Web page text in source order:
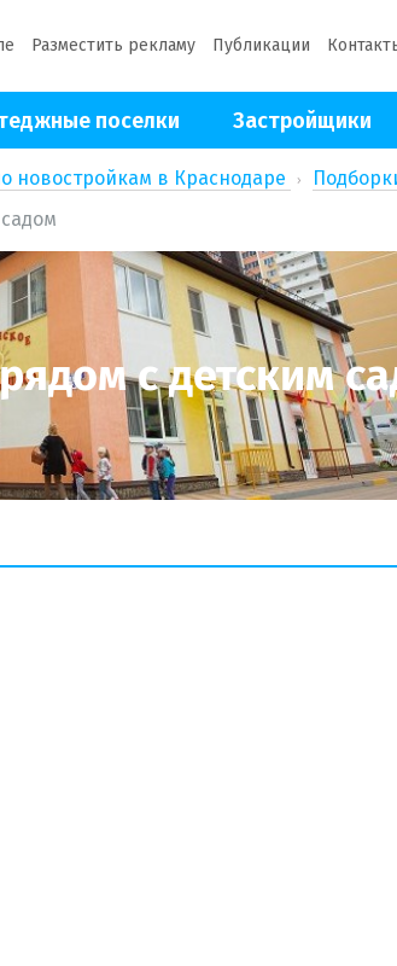
Разместить рекламу Публикации
поселки Застройщики
новостройкам в Краснодаре
с детским